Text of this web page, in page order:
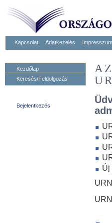
Kapcsolat Adatkezelés Impresszum
Kezdőlap
Keresés/Feldolgozás
Bejelentkezés
Új